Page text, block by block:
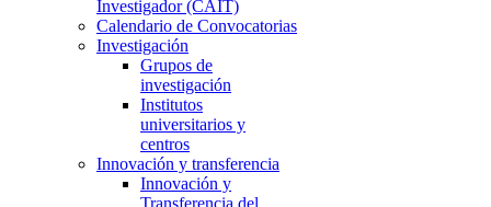
Investigador (CAIT)
Calendario de Convocatorias
Investigación
Grupos de
investigación
Institutos
universitarios y
centros
Innovación y transferencia
Innovación y